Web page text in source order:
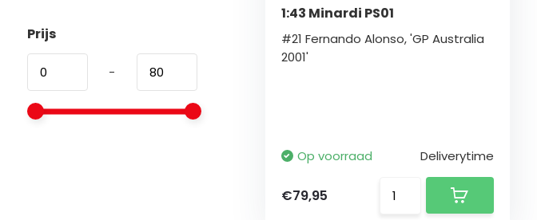
Prijs
-
1:43 Minardi PS01
#21 Fernando Alonso, 'GP Australia
2001'
Op voorraad Deliverytime
€79,95